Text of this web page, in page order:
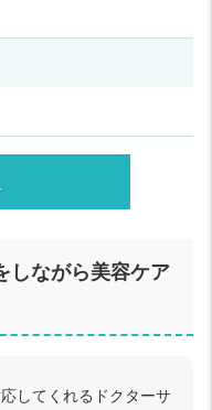
しながら美容ケア
してくれるドクターサ